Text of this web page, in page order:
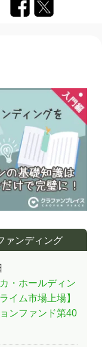
ァンディング
・ホールディン
イム市場上場】
ンファンド第40